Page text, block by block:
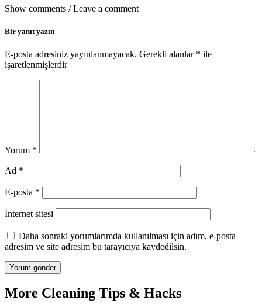
Show comments / Leave a comment
Bir yanıt yazın
E-posta adresiniz yayınlanmayacak. Gerekli alanlar * ile
işaretlenmişlerdir
Yorum *
Ad *
E-posta *
İnternet sitesi
Daha sonraki yorumlarımda kullanılması için adım, e-posta
adresim ve site adresim bu tarayıcıya kaydedilsin.
More Cleaning Tips & Hacks